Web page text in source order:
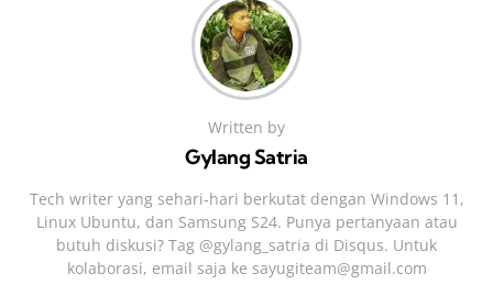
Written by
Gylang Satria
Tech writer yang sehari‑hari berkutat dengan Windows 11,
Linux Ubuntu, dan Samsung S24. Punya pertanyaan atau
butuh diskusi? Tag @gylang_satria di Disqus. Untuk
kolaborasi, email saja ke sayugiteam@gmail.com